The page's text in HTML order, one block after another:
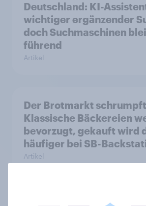
Deutschland: KI-
wichtiger ergänzender
doch Suchmaschinen
führend
Artikel
Der Brotmarkt
Klassische Bäckereien
bevorzugt, gekauft wird
häufiger bei SB-
Artikel
Neue Zölle für Temu &